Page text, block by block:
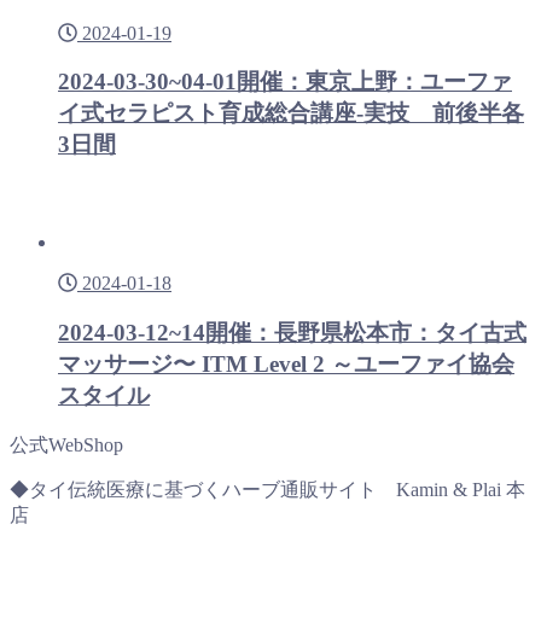
2024-01-19
2024-03-30~04-01開催：東京上野：ユーファ
イ式セラピスト育成総合講座-実技 前後半各
3日間
2024-01-18
2024-03-12~14開催：長野県松本市：タイ古式
マッサージ〜 ITM Level 2 ～ユーファイ協会
スタイル
公式WebShop
◆タイ伝統医療に基づくハーブ通販サイト Kamin & Plai 本
店